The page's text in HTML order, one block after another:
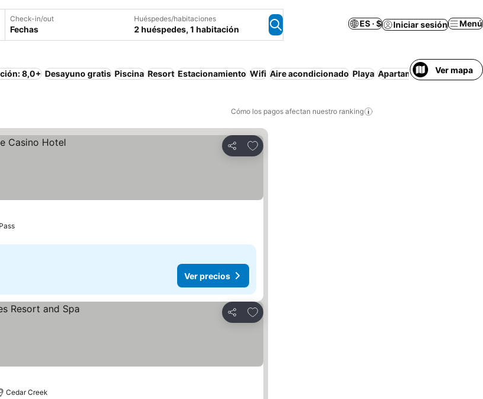
Check-in/out
Fechas
Huéspedes/habitaciones
2 huéspedes, 1 habitación
ES · $ Iniciar sesión Menú
8,0+ Desayuno gratis Piscina Resort Estacionamiento Wifi Aire acondicionado Playa Apartamento amueblado
Ver mapa
Cómo los pagos afectan nuestro ranking
Compartir
Agregar a favoritos
Ver precios
Compartir
Agregar a favoritos
Cedar Creek